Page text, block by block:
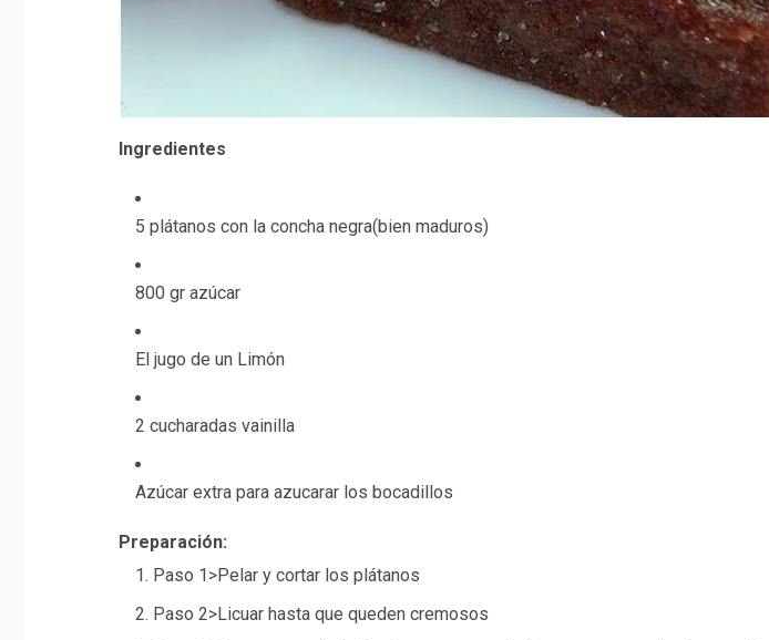
Ingredientes
5 plátanos con la concha negra(bien maduros)
800 gr azúcar
El jugo de un Limón
2 cucharadas vainilla
Azúcar extra para azucarar los bocadillos
Preparación:
Paso 1>Pelar y cortar los plátanos
Paso 2>Licuar hasta que queden cremosos